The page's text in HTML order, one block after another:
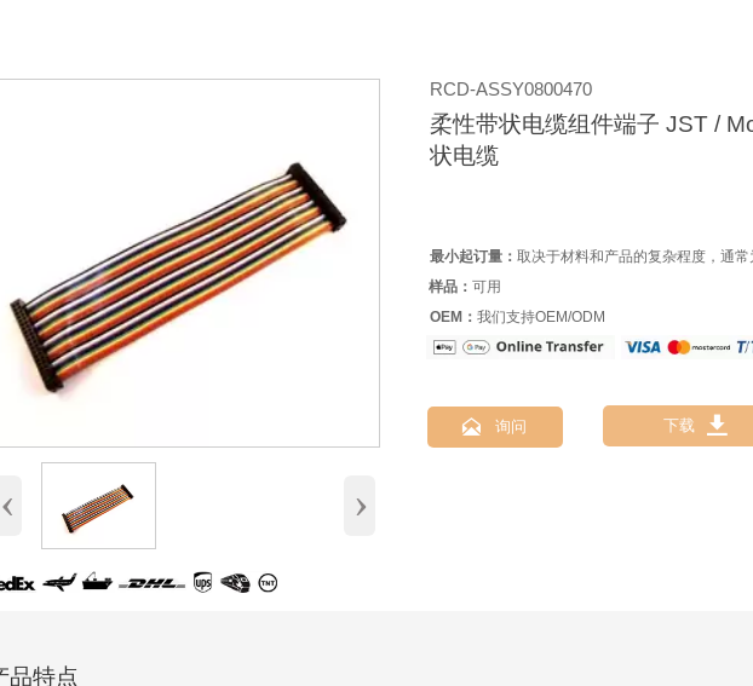
‹ ›
RCD-ASSY0800470
柔性带状电缆组件端子 JST /
状电缆
最小起订量： 取决于材料和产品的复杂程度，通
样品：可用
OEM： 我们支持OEM/ODM
 询问 下载 
品特点